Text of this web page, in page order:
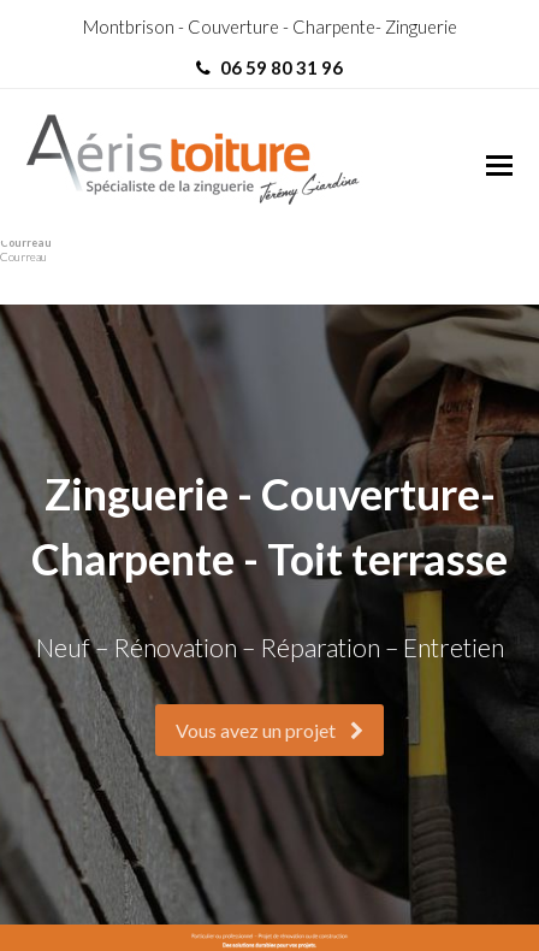
Montbrison - Couverture - Charpente- Zinguerie
06 59 80 31 96
Courreau
Courreau
Zinguerie - Couverture-
Charpente - Toit terrasse
Neuf – Rénovation – Réparation – Entretien
Vous avez un projet